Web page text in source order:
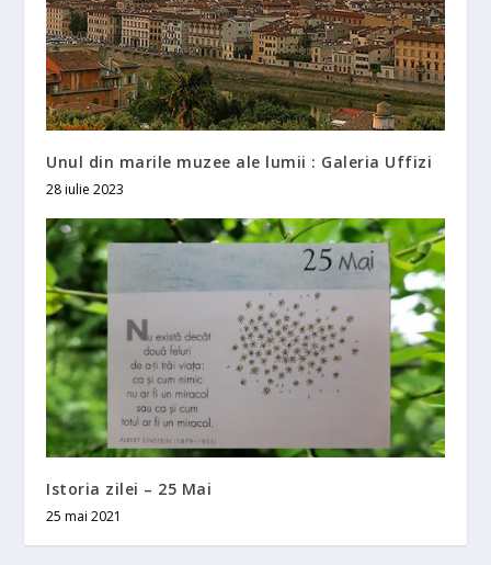
Unul din marile muzee ale lumii : Galeria Uffizi
28 iulie 2023
Istoria zilei – 25 Mai
25 mai 2021